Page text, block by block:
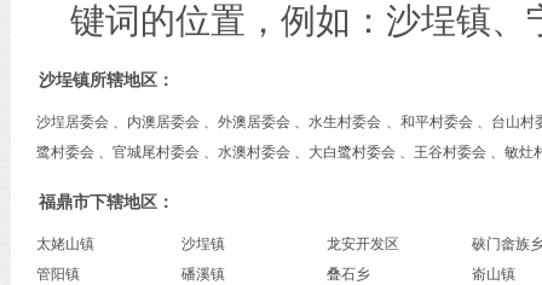
键词的位置，例如：沙埕镇、
沙埕镇所辖地区：
沙埕居委会 、内澳居委会 、外澳居委会 、水生村委会 、和平村委会 、台山
鹭村委会 、官城尾村委会 、水澳村委会 、大白鹭村委会 、王谷村委会 、敏
福鼎市下辖地区：
太姥山镇 沙埕镇 龙安开发区
硖门畲族
管阳镇
磻溪镇 叠石乡
嵛山镇